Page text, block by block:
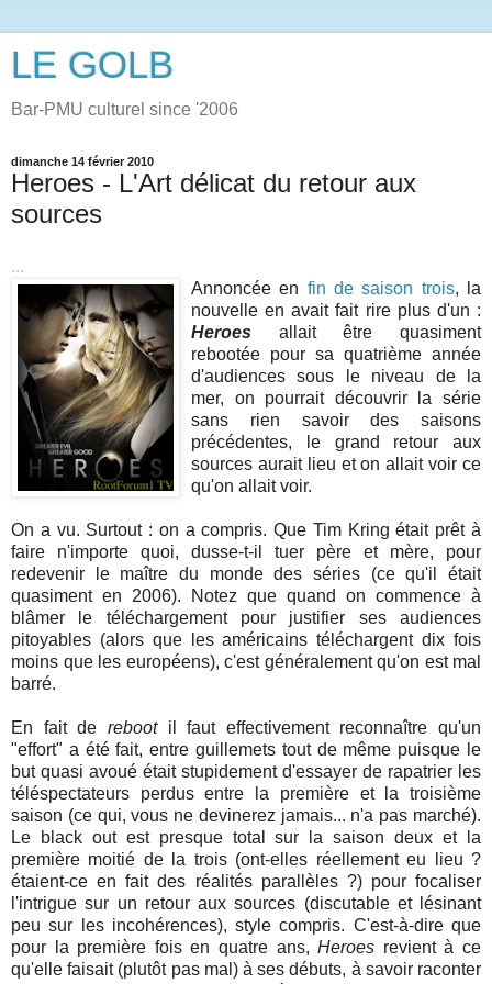
LE GOLB
Bar-PMU culturel since '2006
dimanche 14 février 2010
Heroes - L'Art délicat du retour aux
sources
...
Annoncée en fin de saison trois, la
nouvelle en avait fait rire plus d'un :
Heroes allait être quasiment
rebootée pour sa quatrième année
d'audiences sous le niveau de la
mer, on pourrait découvrir la série
sans rien savoir des saisons
précédentes, le grand retour aux
sources aurait lieu et on allait voir ce
qu'on allait voir.
On a vu. Surtout : on a compris. Que Tim Kring était prêt à
faire n'importe quoi, dusse-t-il tuer père et mère, pour
redevenir le maître du monde des séries (ce qu'il était
quasiment en 2006). Notez que quand on commence à
blâmer le téléchargement pour justifier ses audiences
pitoyables (alors que les américains téléchargent dix fois
moins que les européens), c'est généralement qu'on est mal
barré.
En fait de rebootil faut effectivement reconnaître qu'un
"effort" a été fait, entre guillemets tout de même puisque le
but quasi avoué était stupidement d'essayer de rapatrier les
téléspectateurs perdus entre la première et la troisième
saison (ce qui, vous ne devinerez jamais... n'a pas marché).
Le black out est presque total sur la saison deux et la
première moitié de la trois (ont-elles réellement eu lieu ?
étaient-ce en fait des réalités parallèles ?) pour focaliser
l'intrigue sur un retour aux sources (discutable et lésinant
peu sur les incohérences), style compris. C'est-à-dire que
pour la première fois en quatre ans,Heroes revient à ce
qu'elle faisait (plutôt pas mal) à ses débuts, à savoir raconter